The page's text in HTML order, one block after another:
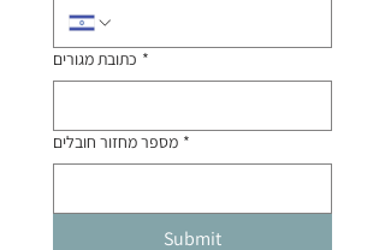
כתובת מגורים *
מספר מחזור חובלים *
Submit